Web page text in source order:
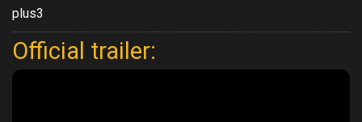
plus3
Official trailer: